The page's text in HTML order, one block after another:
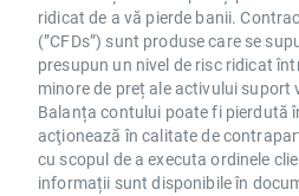
ridicat de a vă pierde banii.
(”CFDs”) sunt produse care se
presupun un nivel de risc ridicat
minore de preț ale activului
Balanța contului poate fi pierdută
acţionează în calitate de
cu scopul de a executa ordinele
informații sunt disponibile în